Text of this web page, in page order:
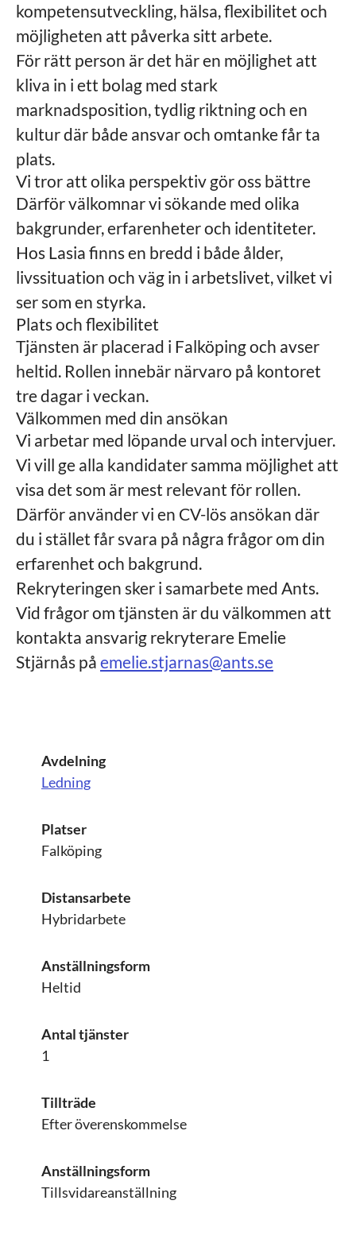
kompetensutveckling, hälsa, flexibilitet och
möjligheten att påverka sitt arbete.
För rätt person är det här en möjlighet att
kliva in i ett bolag med stark
marknadsposition, tydlig riktning och en
kultur där både ansvar och omtanke får ta
plats.
Vi tror att olika perspektiv gör oss bättre
Därför välkomnar vi sökande med olika
bakgrunder, erfarenheter och identiteter.
Hos Lasia finns en bredd i både ålder,
livssituation och väg in i arbetslivet, vilket vi
ser som en styrka.
Plats och flexibilitet
Tjänsten är placerad i Falköping och avser
heltid. Rollen innebär närvaro på kontoret
tre dagar i veckan.
Välkommen med din ansökan
Vi arbetar med löpande urval och intervjuer.
Vi vill ge alla kandidater samma möjlighet att
visa det som är mest relevant för rollen.
Därför använder vi en CV-lös ansökan där
du i stället får svara på några frågor om din
erfarenhet och bakgrund.
Rekryteringen sker i samarbete med Ants.
Vid frågor om tjänsten är du välkommen att
kontakta ansvarig rekryterare Emelie
Stjärnås på emelie.stjarnas@ants.se
Avdelning
Ledning
Platser
Falköping
Distansarbete
Hybridarbete
Anställningsform
Heltid
Antal tjänster
1
Tillträde
Efter överenskommelse
Anställningsform
Tillsvidareanställning